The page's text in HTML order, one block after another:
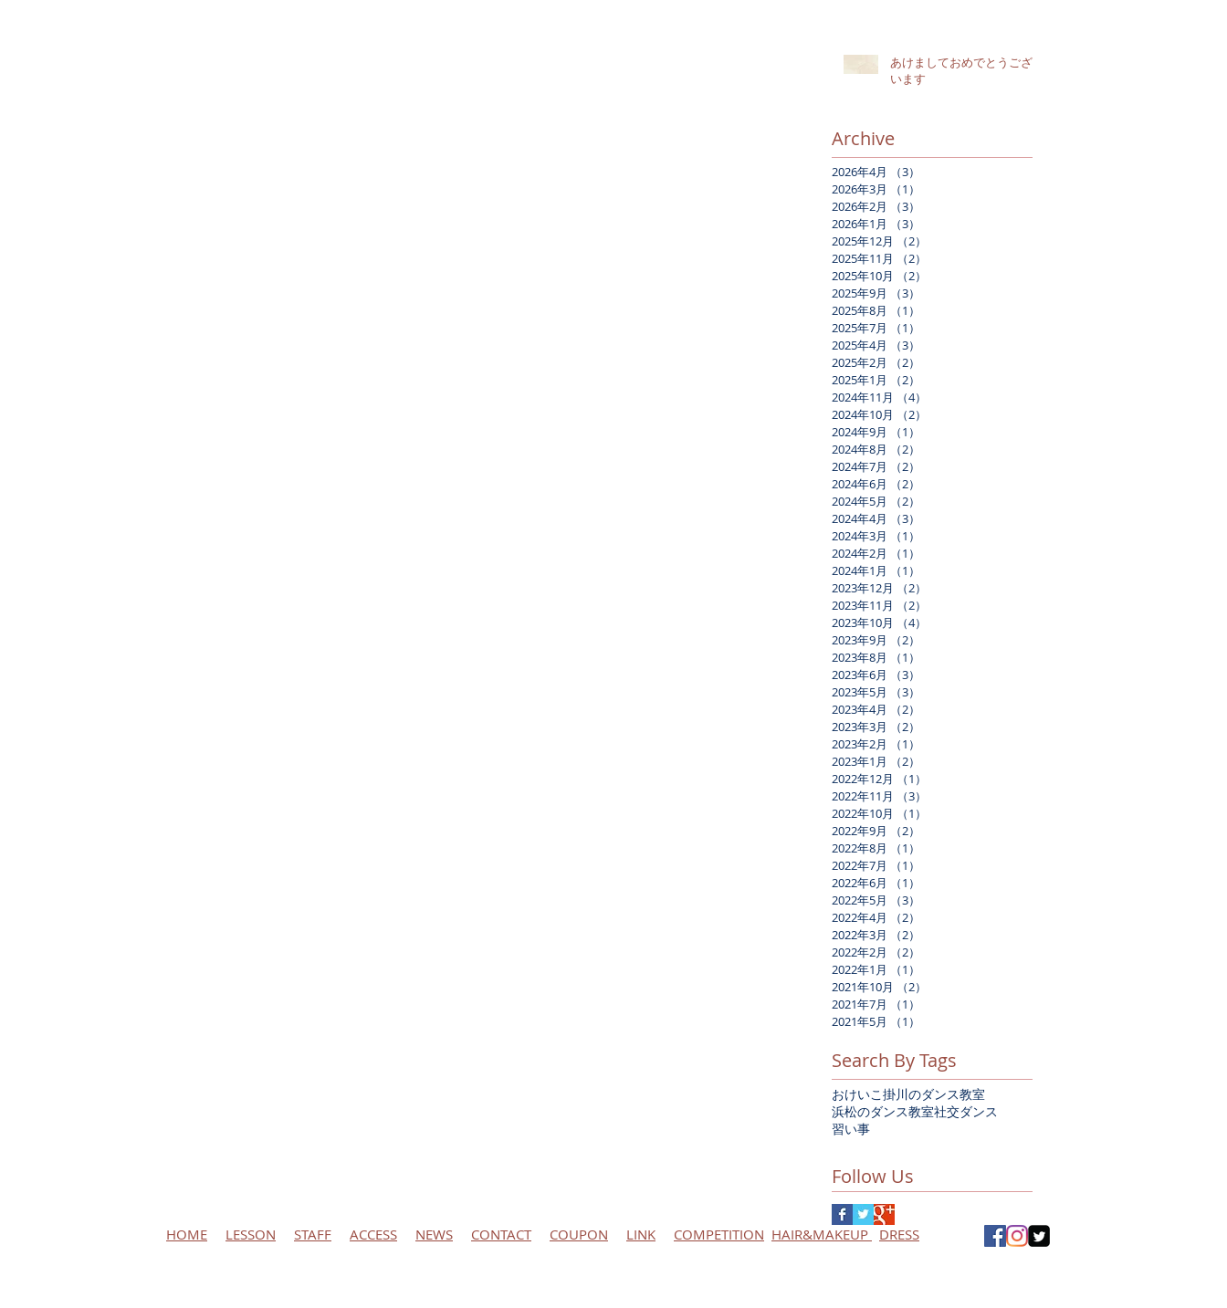
あけましておめでとうござ
います
Archive
2026年4月 （3）
2026年3月
（1）
2026年2月
（3）
2026年1月
（3）
2025年12月
（2）
2025年11月
（2）
2025年10月
（2）
2025年9月
（3）
2025年8月
（1）
2025年7月
（1）
2025年4月
（3）
2025年2月
（2）
2025年1月
（2）
2024年11月
（4）
2024年10月
（2）
2024年9月
（1）
2024年8月
（2）
2024年7月
（2）
2024年6月
（2）
2024年5月
（2）
2024年4月
（3）
2024年3月
（1）
2024年2月
（1）
2024年1月
（1）
2023年12月
（2）
2023年11月
（2）
2023年10月
（4）
2023年9月
（2）
2023年8月
（1）
2023年6月
（3）
2023年5月
（3）
2023年4月
（2）
2023年3月
（2）
2023年2月
（1）
2023年1月
（2）
2022年12月
（1）
2022年11月
（3）
2022年10月
（1）
2022年9月
（2）
2022年8月
（1）
2022年7月
（1）
2022年6月
（1）
2022年5月
（3）
2022年4月
（2）
2022年3月
（2）
2022年2月
（2）
2022年1月
（1）
2021年10月
（2）
2021年7月
（1）
2021年5月
（1）
Search By Tags
おけいこ掛川のダンス教室
浜松のダンス教室社交ダンス
習い事
Follow Us
HOME LESSON STAFF ACCESS NEWS CONTACT COUPON LINK COMPETITION HAIR&MAKEUP DRESS